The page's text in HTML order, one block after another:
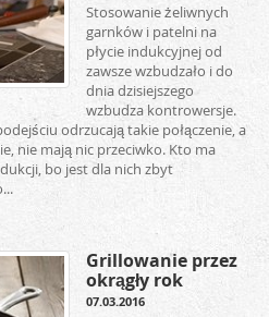
Stosowanie żeliwnych
garnków i patelni na
płycie indukcyjnej od
zawsze wzbudzało i do
dnia dzisiejszego
wzbudza kontrowersje.
odrzucają takie połączenie, a
nie mają nic przeciwko. Kto ma
bo jest dla nich zbyt
Grillowanie przez
okrągły rok
07.03.2016